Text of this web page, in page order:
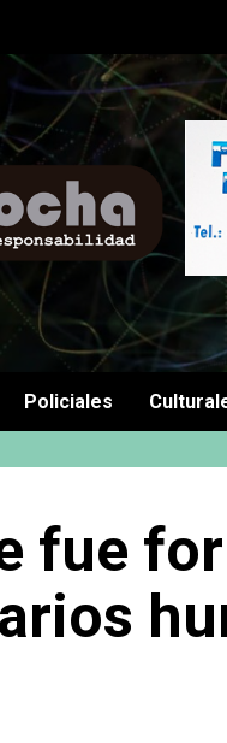
Policiales
fue